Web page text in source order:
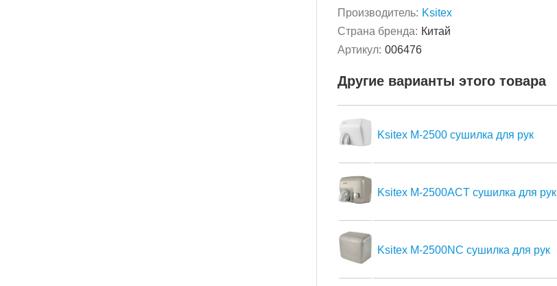
Производитель: Ksitex
Страна бренда: Китай
Артикул: 006476
Другие варианты этого товара
Ksitex M-2500 сушилка для рук
Ksitex M-2500ACT сушилка для рук
Ksitex M-2500NC сушилка для рук